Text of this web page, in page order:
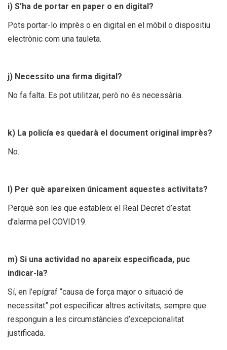
i) S’ha de portar en paper o en digital?
Pots portar-lo imprès o en digital en el mòbil o dispositiu
electrònic com una tauleta.
j) Necessito una firma digital?
No fa falta. Es pot utilitzar, però no és necessària.
k) La policía es quedarà el document original imprès?
No.
l) Per què apareixen únicament aquestes activitats?
Perquè son les que estableix el Real Decret d’estat
d’alarma pel COVID19.
m) Si una actividad no apareix especificada, puc
indicar-la?
Sí, en l’epígraf “causa de força major o situació de
necessitat” pot especificar altres activitats, sempre que
responguin a les circumstàncies d’excepcionalitat
justificada.